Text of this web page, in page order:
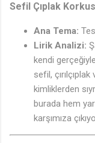
Sefil Çıplak
Ana Tema:
Lirik Analizi:
kendi
sefil,
kimliklerden
burada hem
karşımıza